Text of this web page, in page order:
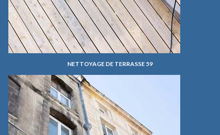
NETTOYAGE DE TERRASSE 59